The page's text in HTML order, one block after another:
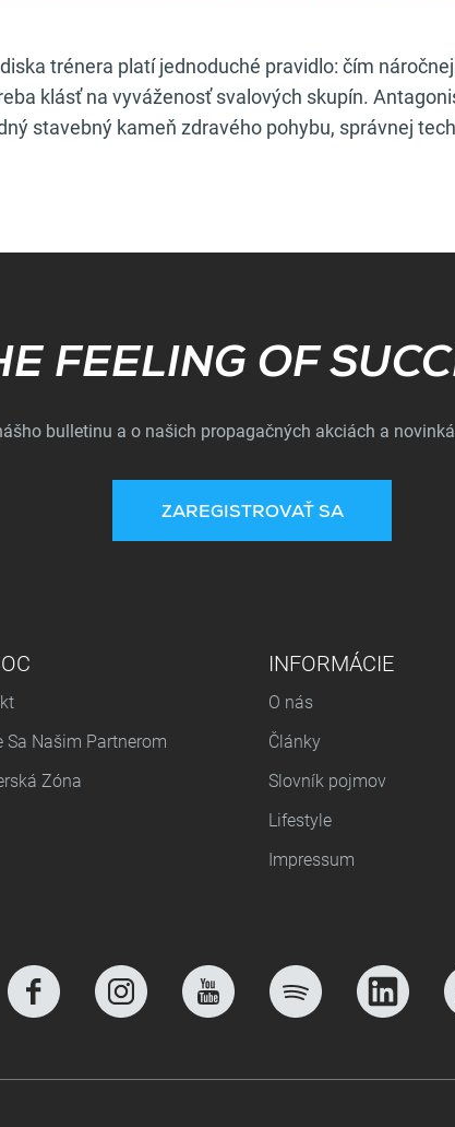
trénera platí jednoduché pravidlo: čím
klásť na vyváženosť svalových skupín.
stavebný kameň zdravého pohybu, správnej
Subscribe
FEELING OF
bulletinu a o našich propagačných akciách a
ZAREGISTROVAŤ SA
Sa Našim Partnerom
Zóna
INFORMÁCIE
O nás
Články
Slovník pojmov
Lifestyle
Impressum